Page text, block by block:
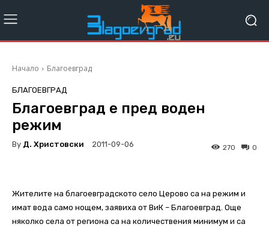
Начало Благоевград
БЛАГОЕВГРАД
Благоевград е пред воден
режим
By Д. Христовски 2011-09-06 0
270
Жителите на благоевградското село Церово са на режим и
имат вода само нощем, заявиха от ВиК – Благоевград. Още
няколко села от региона са на количествения минимум и са